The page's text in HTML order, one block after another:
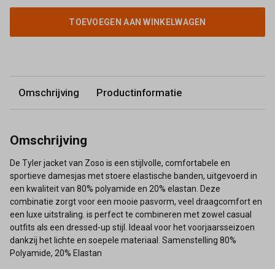
TOEVOEGEN AAN WINKELWAGEN
Omschrijving Productinformatie
Omschrijving
De Tyler jacket van Zoso is een stijlvolle, comfortabele en
sportieve damesjas met stoere elastische banden, uitgevoerd in
een kwaliteit van 80% polyamide en 20% elastan. Deze
combinatie zorgt voor een mooie pasvorm, veel draagcomfort en
een luxe uitstraling. is perfect te combineren met zowel casual
outfits als een dressed-up stijl. Ideaal voor het voorjaarsseizoen
dankzij het lichte en soepele materiaal. Samenstelling 80%
Polyamide, 20% Elastan